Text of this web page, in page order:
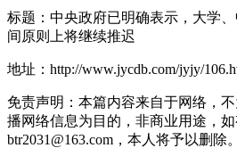
标题：中央政府已明确表示，大学
间原则上将继续推迟
地址：http://www.jycdb.com/jyjy/
免责声明：本篇内容来自于网络，
播网络信息为目的，非商业用途，
btr2031@163.com，本人将予以删除。